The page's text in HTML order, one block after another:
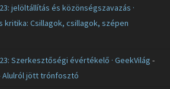
jelöltállítás és közönségszavazás ·
kritika: Csillagok, csillagok, szépen
Szerkesztőségi évértékelő · GeekVilág -
Alulról jött trónfosztó